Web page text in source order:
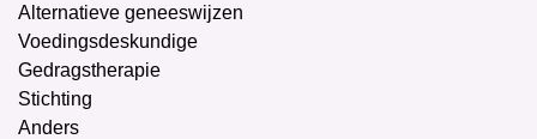
Alternatieve geneeswijzen
Voedingsdeskundige
Gedragstherapie
Stichting
Anders